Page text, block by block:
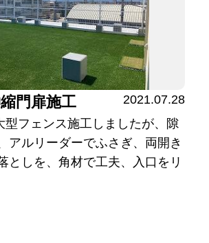
門扉施工
2021.07.28
型フェンス施工しましたが、隙
アルリーダーでふさぎ、両開き
としを、角材で工夫、入口をリ